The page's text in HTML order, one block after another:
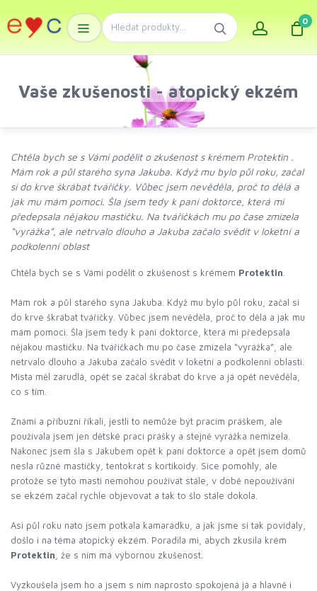
0
Vaše zkušenosti - atopický ekzém
Chtěla bych se s Vámi podělit o zkušenost s krémem Protektin .
Mám rok a půl starého syna Jakuba. Když mu bylo půl roku, začal
si do krve škrábat tvářičky. Vůbec jsem nevěděla, proč to dělá a
jak mu mám pomoci. Šla jsem tedy k paní doktorce, která mi
předepsala nějakou mastičku. Na tvářičkách mu po čase zmizela
“vyrážka”, ale netrvalo dlouho a Jakuba začalo svědit v loketní a
podkolenní oblast
Chtěla bych se s Vámi podělit o zkušenost s krémem Protektin
Mám rok a půl starého syna Jakuba. Když mu bylo půl roku, začal si
do krve škrábat tvářičky. Vůbec jsem nevěděla, proč to dělá a jak mu
mám pomoci. Šla jsem tedy k paní doktorce, která mi předepsala
nějakou mastičku. Na tvářičkách mu po čase zmizela “vyrážka”, ale
netrvalo dlouho a Jakuba začalo svědit v loketní a podkolenní oblasti.
Místa měl zarudlá, opět se začal škrábat do krve a já opět nevěděla,
co s tím.
Známí a příbuzní říkali, jestli to nemůže být pracím práškem, ale
používala jsem jen dětské prací prášky a stejně vyrážka nemizela.
Nakonec jsem šla s Jakubem opět k paní doktorce a opět jsem domů
nesla různé mastičky, tentokrát s kortikoidy. Sice pomohly, ale
protože se tyto masti nemohou používat stále, v době nepoužívání
se ekzém začal rychle objevovat a tak to šlo stále dokola.
Asi půl roku nato jsem potkala kamarádku, a jak jsme si tak povídaly,
došlo i na téma atopický ekzém. Poradila mi, abych zkusila krém
Protektin , že s ním má výbornou zkušenost.
Vyzkoušela jsem ho a jsem s ním naprosto spokojená já a hlavně i